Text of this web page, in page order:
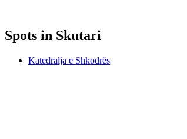
Spots in Skutari
Katedralja e Shkodrës